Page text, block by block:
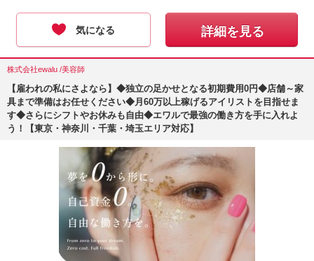
気になる 詳細を見る
株式会社ewalu /美容師
【雇われの私にさよなら】◆独立の足かせとなる初期費用0円◆店舗～家
具まで準備はお任せください◆月60万以上稼げるアイリストを目指せま
す◆さらにシフトやお休みも自由◆エワルで最強の働き方を手に入れよ
う！【東京・神奈川・千葉・埼玉エリア対応】